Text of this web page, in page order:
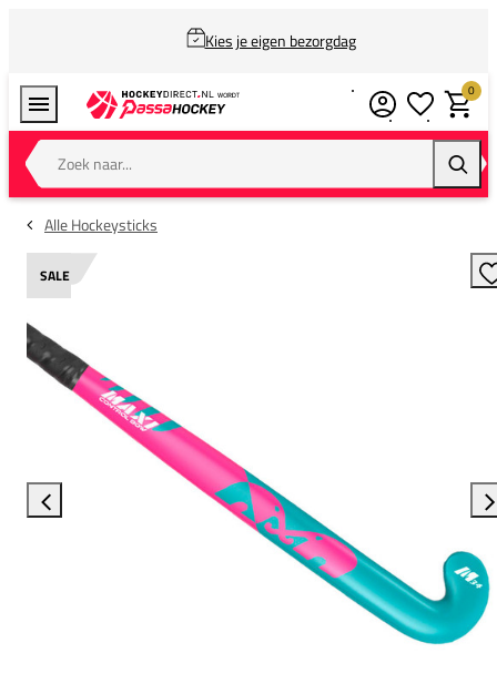
Kies je eigen bezorgdag
Zoek naar...
0
Alle Hockeysticks
SALE